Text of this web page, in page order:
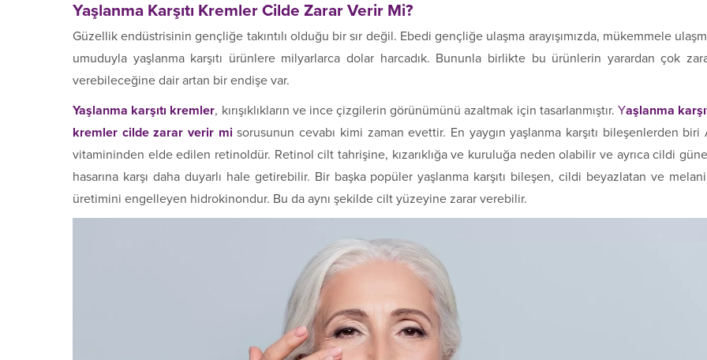
Yaşlanma Karşıtı Kremler Cilde Zarar Verir Mi?
Güzellik endüstrisinin gençliğe takıntılı olduğu bir sır değil. Ebedi gençliğe ulaşma arayışımızda, mükemmele
umuduyla yaşlanma karşıtı ürünlere milyarlarca dolar harcadık. Bununla birlikte bu ürünlerin yarardan çok
verebileceğine dair artan bir endişe var.
Yaşlanma karşıtı kremler, kırışıklıkların ve ince çizgilerin görünümünü azaltmak için tasarlanmıştır. Yaşlanma
kremler cilde zarar verir mi sorusunun cevabı kimi zaman evettir. En yaygın yaşlanma karşıtı bileşenlerden biri
vitamininden elde edilen retinoldür. Retinol cilt tahrişine, kızarıklığa ve kuruluğa neden olabilir ve ayrıca cildi
hasarına karşı daha duyarlı hale getirebilir. Bir başka popüler yaşlanma karşıtı bileşen, cildi beyazlatan ve
üretimini engelleyen hidrokinondur. Bu da aynı şekilde cilt yüzeyine zarar verebilir.